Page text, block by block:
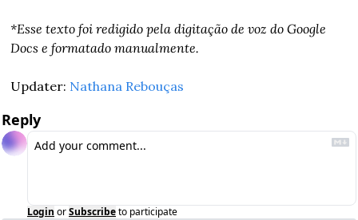
*Esse texto foi redigido pela digitação de voz do Google
Docs e formatado manualmente.
Updater: Nathana Rebouças
Reply
Login orSubscribeto participate